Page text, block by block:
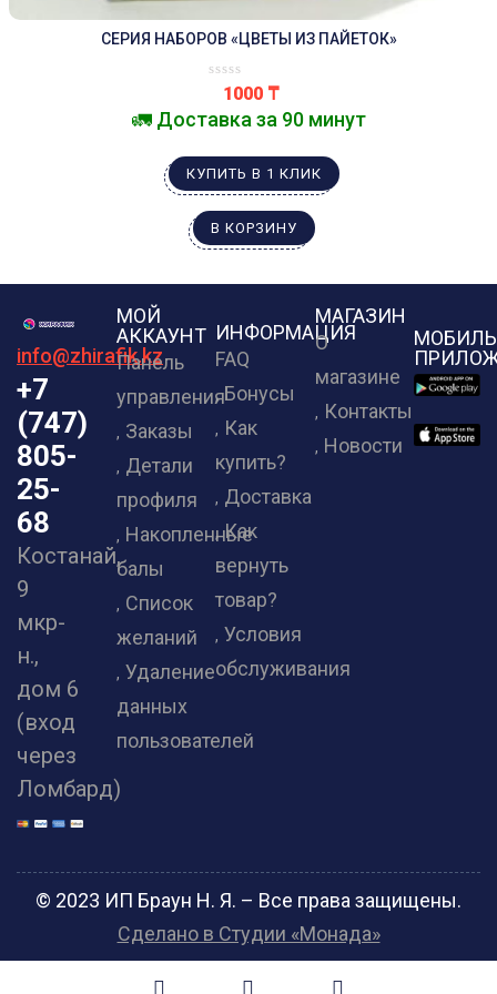
СЕРИЯ НАБОРОВ «ЦВЕТЫ ИЗ ПАЙЕТОК»
1000 ₸
🚛 Доставка за 90 минут
КУПИТЬ В 1 КЛИК
В КОРЗИНУ
info@zhirafik.kz
+7
(747)
805-
25-
68
Костанай,
9
мкр-
н.,
дом 6
(вход
через
Ломбард)
МОЙ
АККАУНТ
Панель
управления
Заказы
Детали
профиля
Накопленные
балы
Список
желаний
Удаление
данных
пользователей
ИНФОРМАЦИЯ
FAQ
Бонусы
Как
купить?
Доставка
Как
вернуть
товар?
Условия
обслуживания
МАГАЗИН
О
магазине
Контакты
Новости
© 2023 ИП Браун Н. Я. – Все права защищены.
Сделано в Студии «Монада»